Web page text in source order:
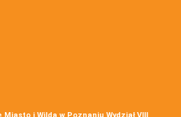
Miasto i Wilda w Poznaniu Wydział VIII